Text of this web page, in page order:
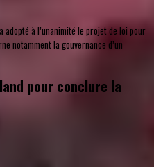
adopté à l’unanimité le projet de loi pour
notamment la gouvernance d’un
pour conclure la